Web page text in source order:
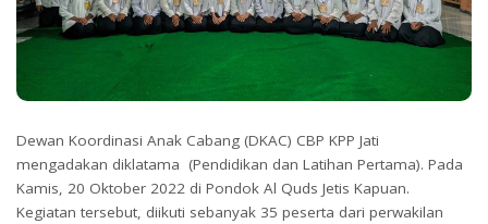
Dewan Koordinasi Anak Cabang (DKAC) CBP KPP Jati
mengadakan diklatama (Pendidikan dan Latihan Pertama). Pada
Kamis, 20 Oktober 2022 di Pondok Al Quds Jetis Kapuan.
Kegiatan tersebut, diikuti sebanyak 35 peserta dari perwakilan